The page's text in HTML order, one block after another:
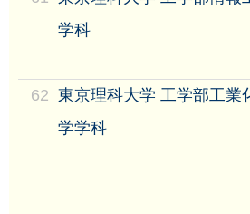
学科
62 東京理科大学 工学部工業
学学科